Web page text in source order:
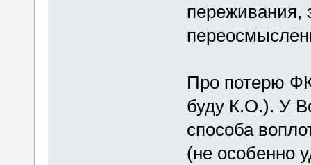
переживания,
Про потерю
буду К.О.). У
способа
(не особенно